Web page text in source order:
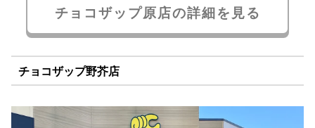
チョコザップ原店の詳細を見る
チョコザップ野芥店